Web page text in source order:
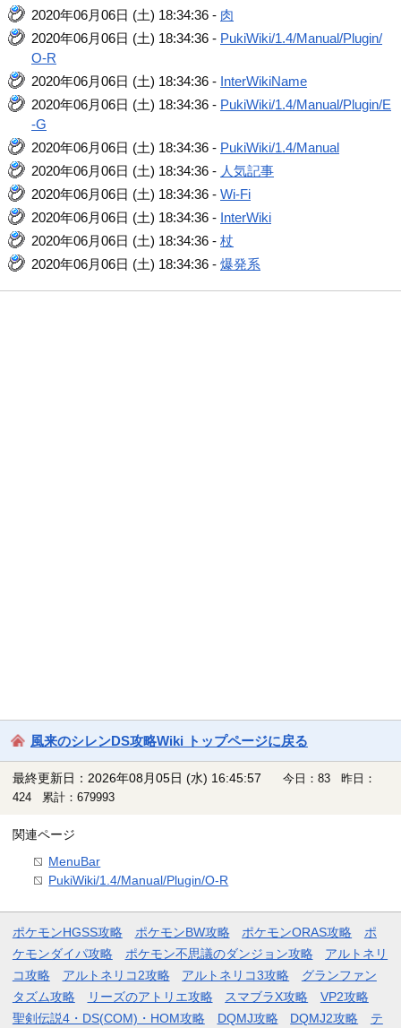
2020年06月06日 (土) 18:34:36 - 肉
2020年06月06日 (土) 18:34:36 - PukiWiki/1.4/Manual/Plugin/
O-R
2020年06月06日 (土) 18:34:36 - InterWikiName
2020年06月06日 (土) 18:34:36 - PukiWiki/1.4/Manual/Plugin/E
-G
2020年06月06日 (土) 18:34:36 - PukiWiki/1.4/Manual
2020年06月06日 (土) 18:34:36 - 人気記事
2020年06月06日 (土) 18:34:36 -Wi-Fi
2020年06月06日 (土) 18:34:36 - InterWiki
2020年06月06日 (土) 18:34:36 -杖
2020年06月06日 (土) 18:34:36 -爆発系
風来のシレンDS攻略Wiki トップページに戻る
最終更新日：2026年08月05日 (水) 16:45:57
今日：83 昨日：
424 累計：679993
関連ページ
MenuBar
PukiWiki/1.4/Manual/Plugin/O-R
ポケモンHGSS攻略 ポケモンBW攻略 ポケモンORAS攻略
ポ
ケモンダイパ攻略
ポケモン不思議のダンジョン攻略
アルトネリ
コ攻略
アルトネリコ2攻略 アルトネリコ3攻略
グランファン
タズム攻略
リーズのアトリエ攻略 スマブラX攻略
VP2攻略
聖剣伝説4・DS(COM)・HOM攻略
DQMJ攻略 DQMJ2攻略 テ